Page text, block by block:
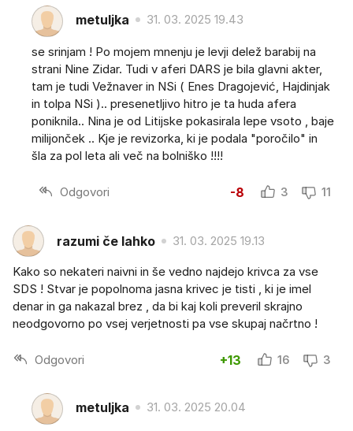
metuljka 31. 03. 2025 19.43
se srinjam ! Po mojem mnenju je levji delež barabij na
strani Nine Zidar. Tudi v aferi DARS je bila glavni akter,
tam je tudi Vežnaver in NSi ( Enes Dragojević, Hajdinjak
in tolpa NSi ).. presenetljivo hitro je ta huda afera
poniknila.. Nina je od Litijske pokasirala lepe vsoto , baje
milijonček .. Kje je revizorka, ki je podala "poročilo" in
šla za pol leta ali več na bolniško !!!!
Odgovori -8 3 11
razumi če lahko 31. 03. 2025 19.13
Kako so nekateri naivni in še vedno najdejo krivca za vse
SDS ! Stvar je popolnoma jasna krivec je tisti , ki je imel
denar in ga nakazal brez , da bi kaj koli preveril skrajno
neodgovorno po vsej verjetnosti pa vse skupaj načrtno !
Odgovori +13 16 3
metuljka 31. 03. 2025 20.04